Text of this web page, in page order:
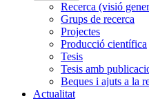
Recerca (visió
Grups de recerca
Projectes
Producció científica
Tesis
Tesis amb
Beques i ajuts a la
Actualitat